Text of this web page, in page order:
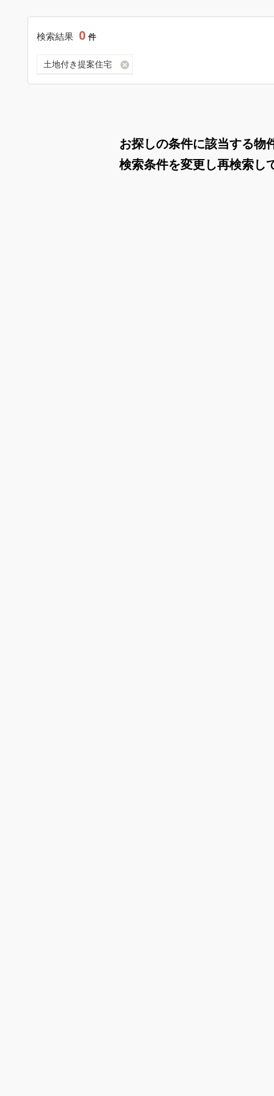
検索結果 0 件
土地付き提案住宅
お探しの条件に該当する物
検索条件を変更し再検索し